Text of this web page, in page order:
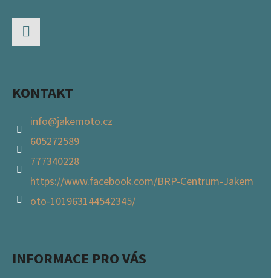
KONTAKT
info@jakemoto.cz
605272589
777340228
https://www.facebook.com/BRP-Centrum-Jakem
oto-101963144542345/
INFORMACE PRO VÁS